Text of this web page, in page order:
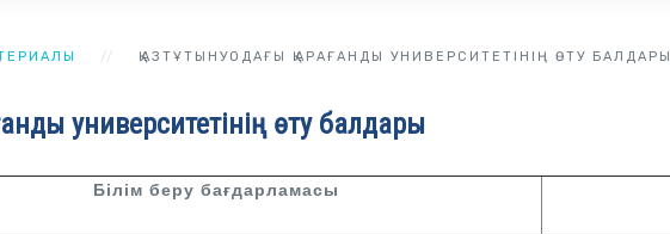
ҚАЗТҰТЫНУОДАҒЫ ҚАРАҒАНДЫ УНИВЕРСИТЕТІНІҢ ӨТУ БАЛДАРЫ
университетінің өту балдары
Білім беру бағдарламасы